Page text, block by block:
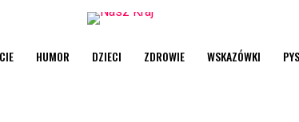
HUMOR DZIECI ZDROWIE WSKAZÓWKI